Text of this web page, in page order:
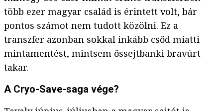
több ezer magyar család is érintett volt, bár
pontos számot nem tudott közölni. Ez a
transzfer azonban sokkal inkább csőd miatti
mintamentést, mintsem őssejtbanki bravúrt
takar.
A Cryo-Save-saga vége?